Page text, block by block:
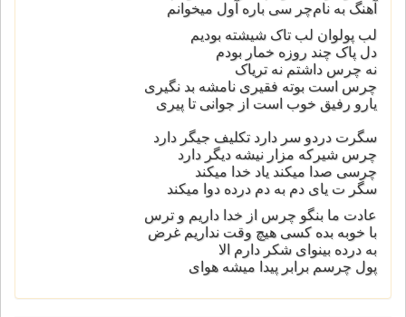
آهنگ به نام‌چر سی باره آول میخوانم
لب پولوان لب تاک شیشته بودیم
دل پاک چند روزه خمار بودم
نه چرس داشتم نه تریاک
چرس است بوته فقیری نامشه بد نگیری
یارو رفیق خوب است از جوانی تا پیری
سگرت دردو سر دارد تکلیف جیگر دارد
چرس شیرکه مزار نیشه دیگر دارد
چرسی صدا میکند یاد خدا میکند
سگر ت یای دم به دم درده دوا میکند
عادت ما بنگو چرس از خدا ‌داریم و ترس
با خوبه بده کسی هیچ وقت نداریم غرض
به درده بینوای شکر دارم الا
پول چرسم‌ برابر پیدا میشه هوای